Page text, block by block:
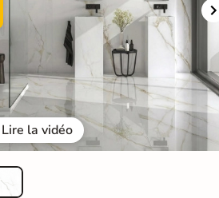
Lire la vidéo